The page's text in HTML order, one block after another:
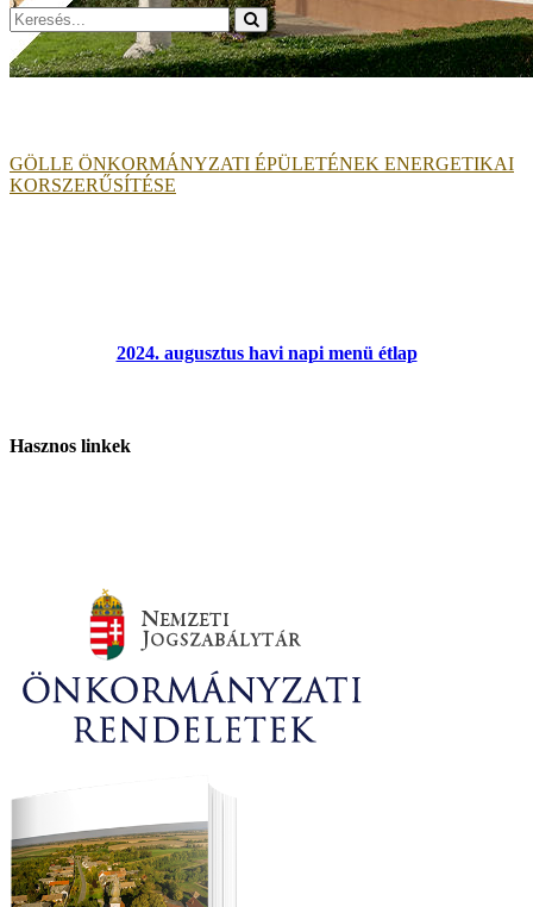
Search
for:
GÖLLE ÖNKORMÁNYZATI ÉPÜLETÉNEK ENERGETIKAI
KORSZERŰSÍTÉSE
2024. augusztus havi napi menü étlap
Hasznos linkek